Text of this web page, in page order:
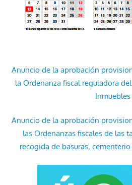
Anuncio de la aprobación
la Ordenanza fiscal reguladora
Inmuebles
Anuncio de la aprobación
las Ordenanzas fiscales de las
recogida de basuras,